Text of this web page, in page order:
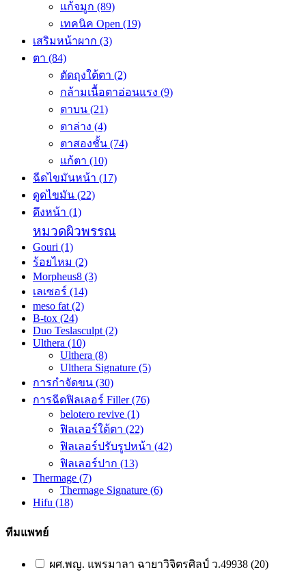
แก้จมูก (89)
เทคนิค Open (19)
เสริมหน้าผาก (3)
ตา (84)
ตัดถุงใต้ตา (2)
กล้ามเนื้อตาอ่อนแรง (9)
ตาบน (21)
ตาล่าง (4)
ตาสองชั้น (74)
แก้ตา (10)
ฉีดไขมันหน้า (17)
ดูดไขมัน (22)
ดึงหน้า (1)
หมวดผิวพรรณ
Gouri (1)
ร้อยไหม (2)
Morpheus8 (3)
เลเซอร์ (14)
meso fat (2)
B-tox (24)
Duo Teslasculpt (2)
Ulthera (10)
Ulthera (8)
Ulthera Signature (5)
การกำจัดขน (30)
การฉีดฟิลเลอร์ Filler(76)
belotero revive (1)
ฟิลเลอร์ใต้ตา (22)
ฟิลเลอร์ปรับรูปหน้า (42)
ฟิลเลอร์ปาก (13)
Thermage (7)
Thermage Signature (6)
Hifu (18)
ทีมแพทย์
ผศ.พญ. แพรมาลา ฉายาวิจิตรศิลป์ ว.49938 (20)